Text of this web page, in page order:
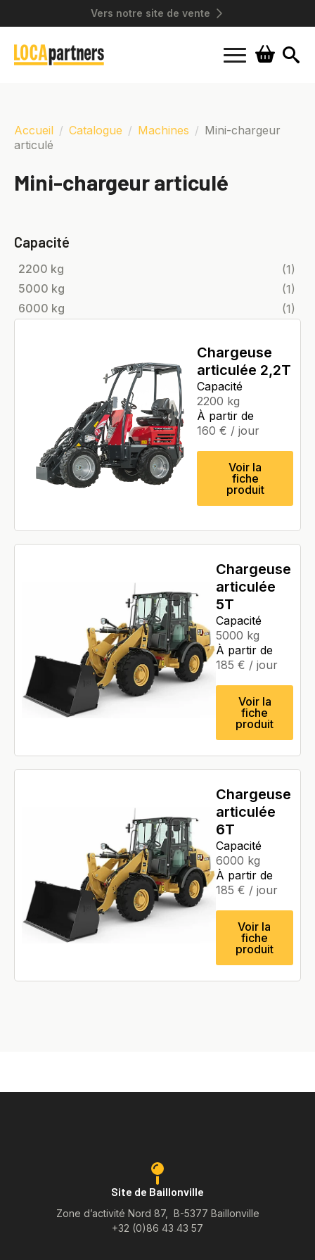
Vers notre site de vente
Accueil Catalogue Machines
Mini-chargeur
articulé
Mini-chargeur articulé
Capacité
2200 kg
(1)
5000 kg
(1)
6000 kg
(1)
Chargeuse
articulée 2,2T
Capacité
2200 kg
À partir de
160€ / jour
Voir la
fiche
produit
Chargeuse
articulée
5T
Capacité
5000 kg
À partir de
185€ / jour
Voir la
fiche
produit
Chargeuse
articulée
6T
Capacité
6000 kg
À partir de
185 € / jour
Voir la
fiche
produit
Site de Baillonville
Zone d’activité Nord 87, B-5377 Baillonville
+32 (0)86 43 43 57